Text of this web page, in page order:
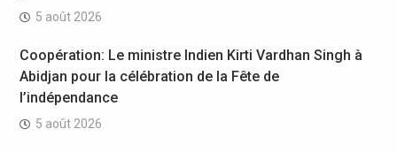
5 août 2026
Coopération: Le ministre Indien Kirti Vardhan Singh à
Abidjan pour la célébration de la Fête de
l’indépendance
5 août 2026